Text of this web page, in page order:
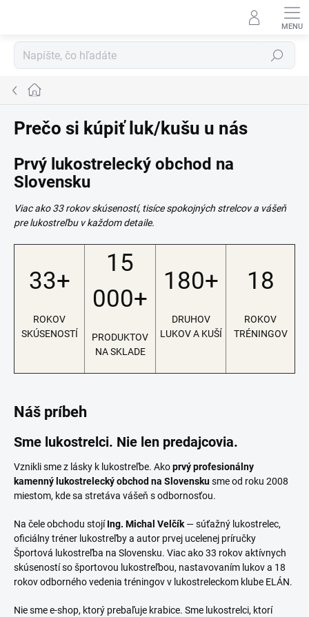
Hľadať
Domov
Prečo si kúpiť luk/kušu u nás
Prvý lukostrelecký obchod na
Slovensku
Viac ako 33 rokov skúseností, tisíce spokojných strelcov a vášeň
pre lukostreľbu v každom detaile.
33+
ROKOV
SKÚSENOSTÍ
15
000+
PRODUKTOV
NA SKLADE
180+
DRUHOV
LUKOV A KUŠÍ
18
ROKOV
TRÉNINGOV
Náš príbeh
Sme lukostrelci. Nie len predajcovia.
Vznikli sme z lásky k lukostreľbe. Akoprvý profesionálny
kamenný lukostrelecký obchod na Slovenskusme od roku 2008
miestom, kde sa stretáva vášeň s odbornosťou.
Na čele obchodu stojíIng. Michal Velčík — súťažný lukostrelec,
oficiálny tréner lukostreľby a autor prvej ucelenej príručky
Športová lukostreľba na Slovensku. Viac ako 33 rokov aktívnych
skúseností so športovou lukostreľbou, nastavovaním lukov a 18
rokov odborného vedenia tréningov v lukostreleckom klube ELÁN.
Nie sme e-shop, ktorý prebaľuje krabice. Sme lukostrelci, ktorí